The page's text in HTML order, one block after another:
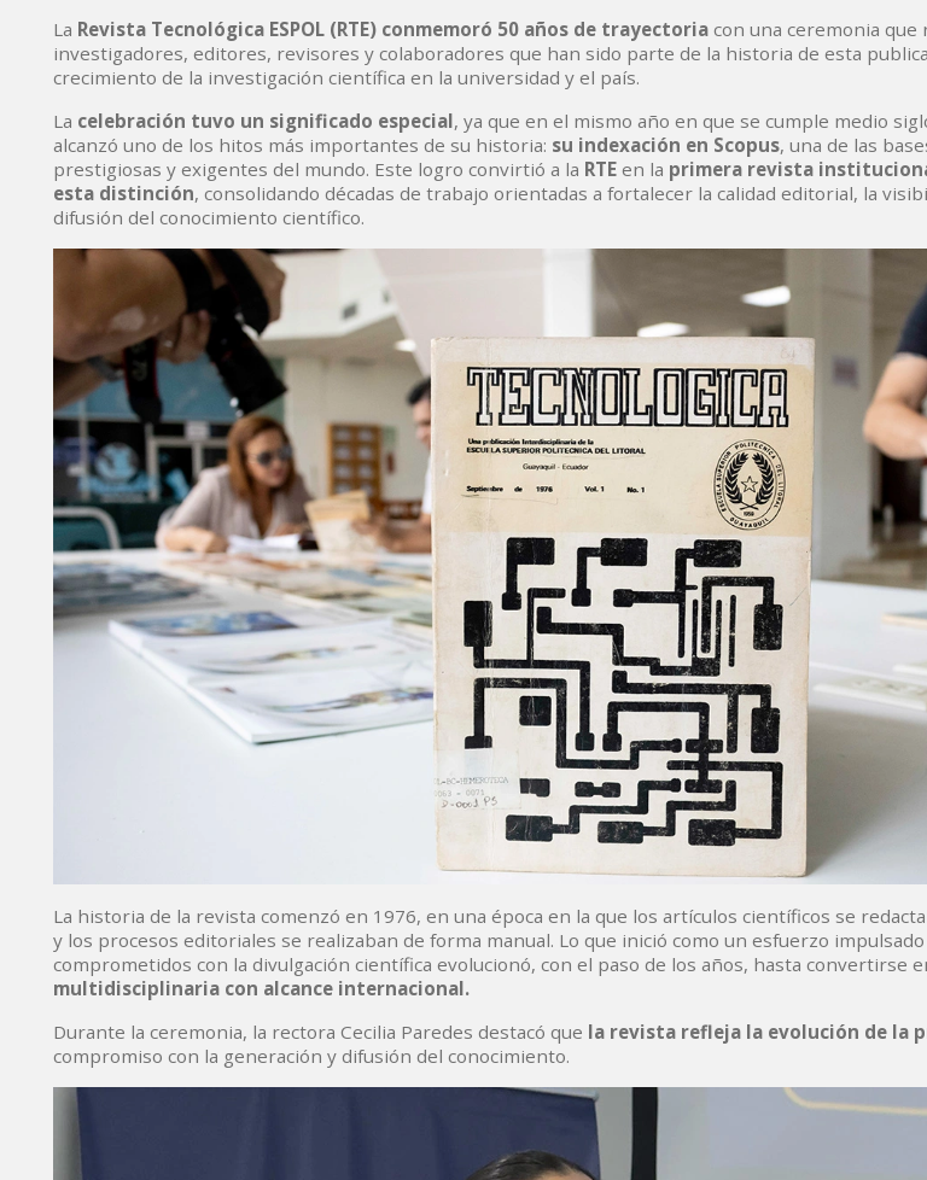
La Revista Tecnológica ESPOL (RTE) conmemoró 50 años de trayectoria con una ceremonia que
investigadores, editores, revisores y colaboradores que han sido parte de la historia de esta
crecimiento de la investigación científica en la universidad y el país.
La celebración tuvo un significado especial, ya que en el mismo año en que se cumple medio
alcanzó uno de los hitos más importantes de su historia: su indexación en Scopus, una de las
prestigiosas y exigentes del mundo. Este logro convirtió a la RTE en la primera revista
esta distinción, consolidando décadas de trabajo orientadas a fortalecer la calidad editorial, la
difusión del conocimiento científico.
La historia de la revista comenzó en 1976, en una época en la que los artículos científicos se
y los procesos editoriales se realizaban de forma manual. Lo que inició como un esfuerzo
comprometidos con la divulgación científica evolucionó, con el paso de los años, hasta convertirse
multidisciplinaria con alcance internacional.
Durante la ceremonia, la rectora Cecilia Paredes destacó que la revista refleja la evolución de la
compromiso con la generación y difusión del conocimiento.